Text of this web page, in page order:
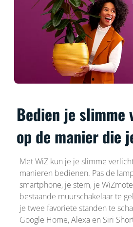
Bedien je
op de manier die
Met WiZ kun je je slimme
manieren bedienen. Pas de
smartphone, je stem, je
bestaande muurschakelaar te
je twee favoriete standen te
Google Home, Alexa en Siri